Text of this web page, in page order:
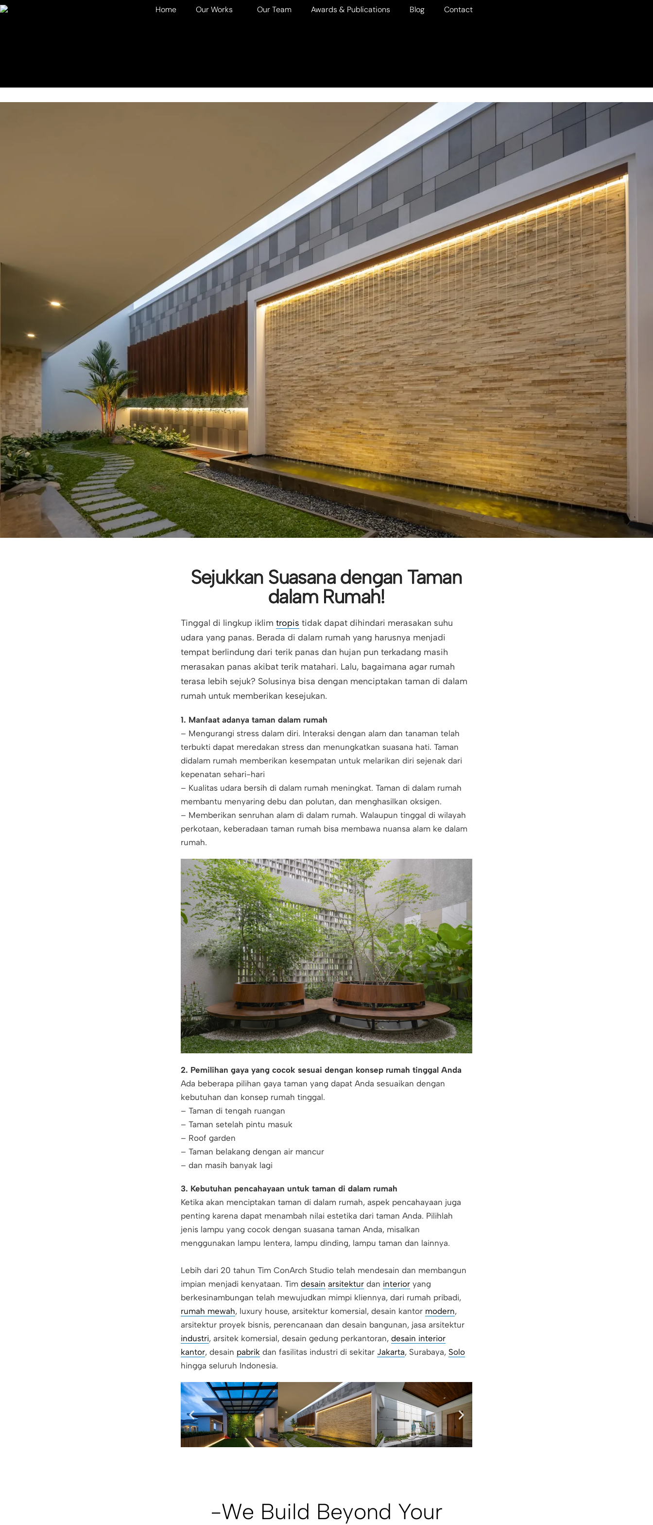
Home Our Works Our Team Awards & Publications Blog Contact
Sejukkan Suasana dengan Taman
dalam Rumah!
Tinggal di lingkup iklim tropis tidak dapat dihindari merasakan suhu
udara yang panas. Berada di dalam rumah yang harusnya menjadi
tempat berlindung dari terik panas dan hujan pun terkadang masih
merasakan panas akibat terik matahari. Lalu, bagaimana agar rumah
terasa lebih sejuk? Solusinya bisa dengan menciptakan taman di dalam
rumah untuk memberikan kesejukan.
1. Manfaat adanya taman dalam rumah
– Mengurangi stress dalam diri. Interaksi dengan alam dan tanaman telah
terbukti dapat meredakan stress dan menungkatkan suasana hati. Taman
didalam rumah memberikan kesempatan untuk melarikan diri sejenak dari
kepenatan sehari-hari
– Kualitas udara bersih di dalam rumah meningkat. Taman di dalam rumah
membantu menyaring debu dan polutan, dan menghasilkan oksigen.
– Memberikan senruhan alam di dalam rumah. Walaupun tinggal di wilayah
perkotaan, keberadaan taman rumah bisa membawa nuansa alam ke dalam
rumah.
2. Pemilihan gaya yang cocok sesuai dengan konsep rumah tinggal Anda
Ada beberapa pilihan gaya taman yang dapat Anda sesuaikan dengan
kebutuhan dan konsep rumah tinggal.
– Taman di tengah ruangan
– Taman setelah pintu masuk
– Roof garden
– Taman belakang dengan air mancur
– dan masih banyak lagi
3. Kebutuhan pencahayaan untuk taman di dalam rumah
Ketika akan menciptakan taman di dalam rumah, aspek pencahayaan juga
penting karena dapat menambah nilai estetika dari taman Anda. Pilihlah
jenis lampu yang cocok dengan suasana taman Anda, misalkan
menggunakan lampu lentera, lampu dinding, lampu taman dan lainnya.
Lebih dari 20 tahun Tim ConArch Studio telah mendesain dan membangun
impian menjadi kenyataan. Tim desain arsitektur dan interior yang
berkesinambungan telah mewujudkan mimpi kliennya, dari rumah pribadi,
rumah mewah, luxury house, arsitektur komersial, desain kantor modern,
arsitektur proyek bisnis, perencanaan dan desain bangunan, jasa arsitektur
industri, arsitek komersial, desain gedung perkantoran, desain interior
kantor, desain pabrik dan fasilitas industri di sekitar Jakarta, Surabaya, Solo
hingga seluruh Indonesia.
-We Build Beyond Your